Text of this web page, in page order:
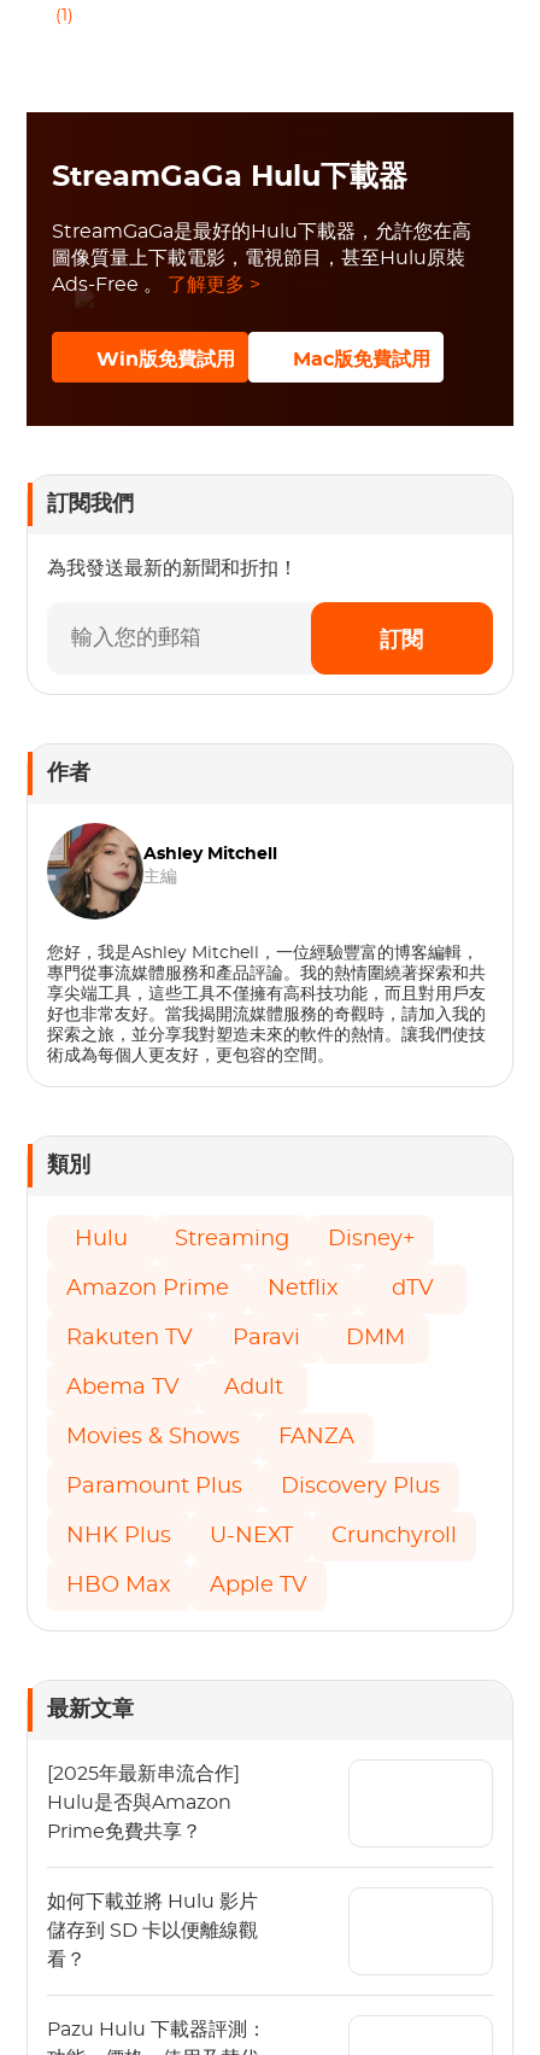
(1)
StreamGaGa Hulu下載器
StreamGaGa是最好的Hulu下載器，允許您在高
圖像質量上下載電影，電視節目，甚至Hulu原裝
Ads-Free 。 了解更多 >
Win版免費試用 Mac版免費試用
訂閱我們
為我發送最新的新聞和折扣！
訂閱
作者
Ashley Mitchell
主編
您好，我是Ashley Mitchell，一位經驗豐富的博客編輯，
專門從事流媒體服務和產品評論。我的熱情圍繞著探索和共
享尖端工具，這些工具不僅擁有高科技功能，而且對用戶友
好也非常友好。當我揭開流媒體服務的奇觀時，請加入我的
探索之旅，並分享我對塑造未來的軟件的熱情。讓我們使技
術成為每個人更友好，更包容的空間。
類別
Hulu Streaming Disney+
Amazon Prime Netflix dTV
Rakuten TV Paravi DMM
Abema TV Adult
Movies & Shows FANZA
Paramount Plus Discovery Plus
NHK Plus U-NEXT Crunchyroll
HBO Max Apple TV
最新文章
[2025年最新串流合作]
Hulu是否與Amazon
Prime免費共享？
如何下載並將 Hulu 影片
儲存到 SD 卡以便離線觀
看？
Pazu Hulu 下載器評測：